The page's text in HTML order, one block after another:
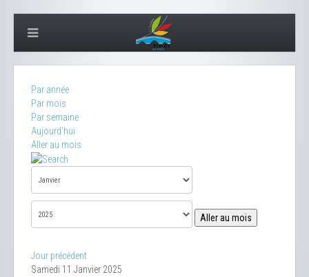
Par année
Par mois
Par semaine
Aujourd'hui
Aller au mois
Aller au mois
Jour précédent
Samedi 11 Janvier 2025